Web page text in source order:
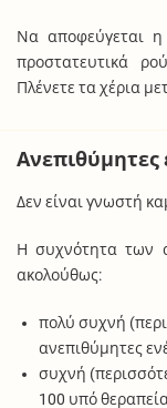
Να αποφεύγεται
προστατευτικά
Πλένετε τα χέρια
Ανεπιθύμητες
Δεν είναι γνωστή
Η συχνότητα των
ακολούθως:
πολύ συχνή
ανεπιθύμητες
συχνή
100 υπό